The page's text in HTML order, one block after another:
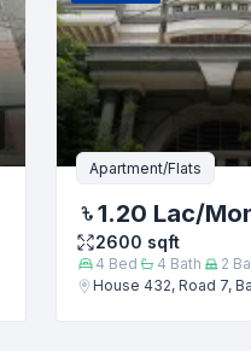
ফোন নম্বর
Apartment/Flats
1.20 Lac/
2600 sqft
4 Bed 4 Bath 2
House 432, Road 7,